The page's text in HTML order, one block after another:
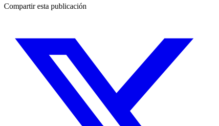
Compartir esta publicación